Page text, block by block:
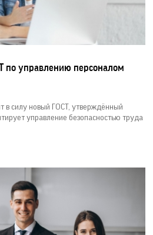
по управлению персоналом
в силу новый ГОСТ, утверждённый
управление безопасностью труда